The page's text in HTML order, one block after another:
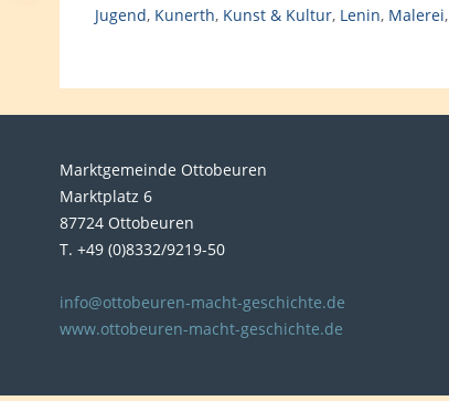
Jugend, Kunerth, Kunst & Kultur, Lenin, Malerei,
Marktgemeinde Ottobeuren
Marktplatz 6
87724 Ottobeuren
T. +49 (0)8332/9219-50
info@ottobeuren-macht-geschichte.de
www.ottobeuren-macht-geschichte.de